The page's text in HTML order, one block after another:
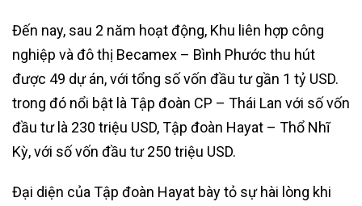
Đến nay, sau 2 năm hoạt động, Khu liên hợp công
nghiệp và đô thị Becamex – Bình Phước thu hút
được 49 dự án, với tổng số vốn đầu tư gần 1 tỷ USD.
trong đó nổi bật là Tập đoàn CP – Thái Lan với số vốn
đầu tư là 230 triệu USD, Tập đoàn Hayat – Thổ Nhĩ
Kỳ, với số vốn đầu tư 250 triệu USD.
Đại diện của Tập đoàn Hayat bày tỏ sự hài lòng khi